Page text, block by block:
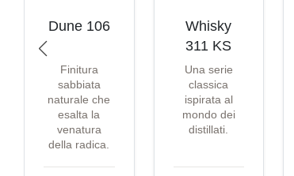
Dune 106
Finitura
sabbiata
naturale che
esalta la
venatura
della radica.
Whisky
311 KS
Una serie
classica
ispirata al
mondo dei
distillati.